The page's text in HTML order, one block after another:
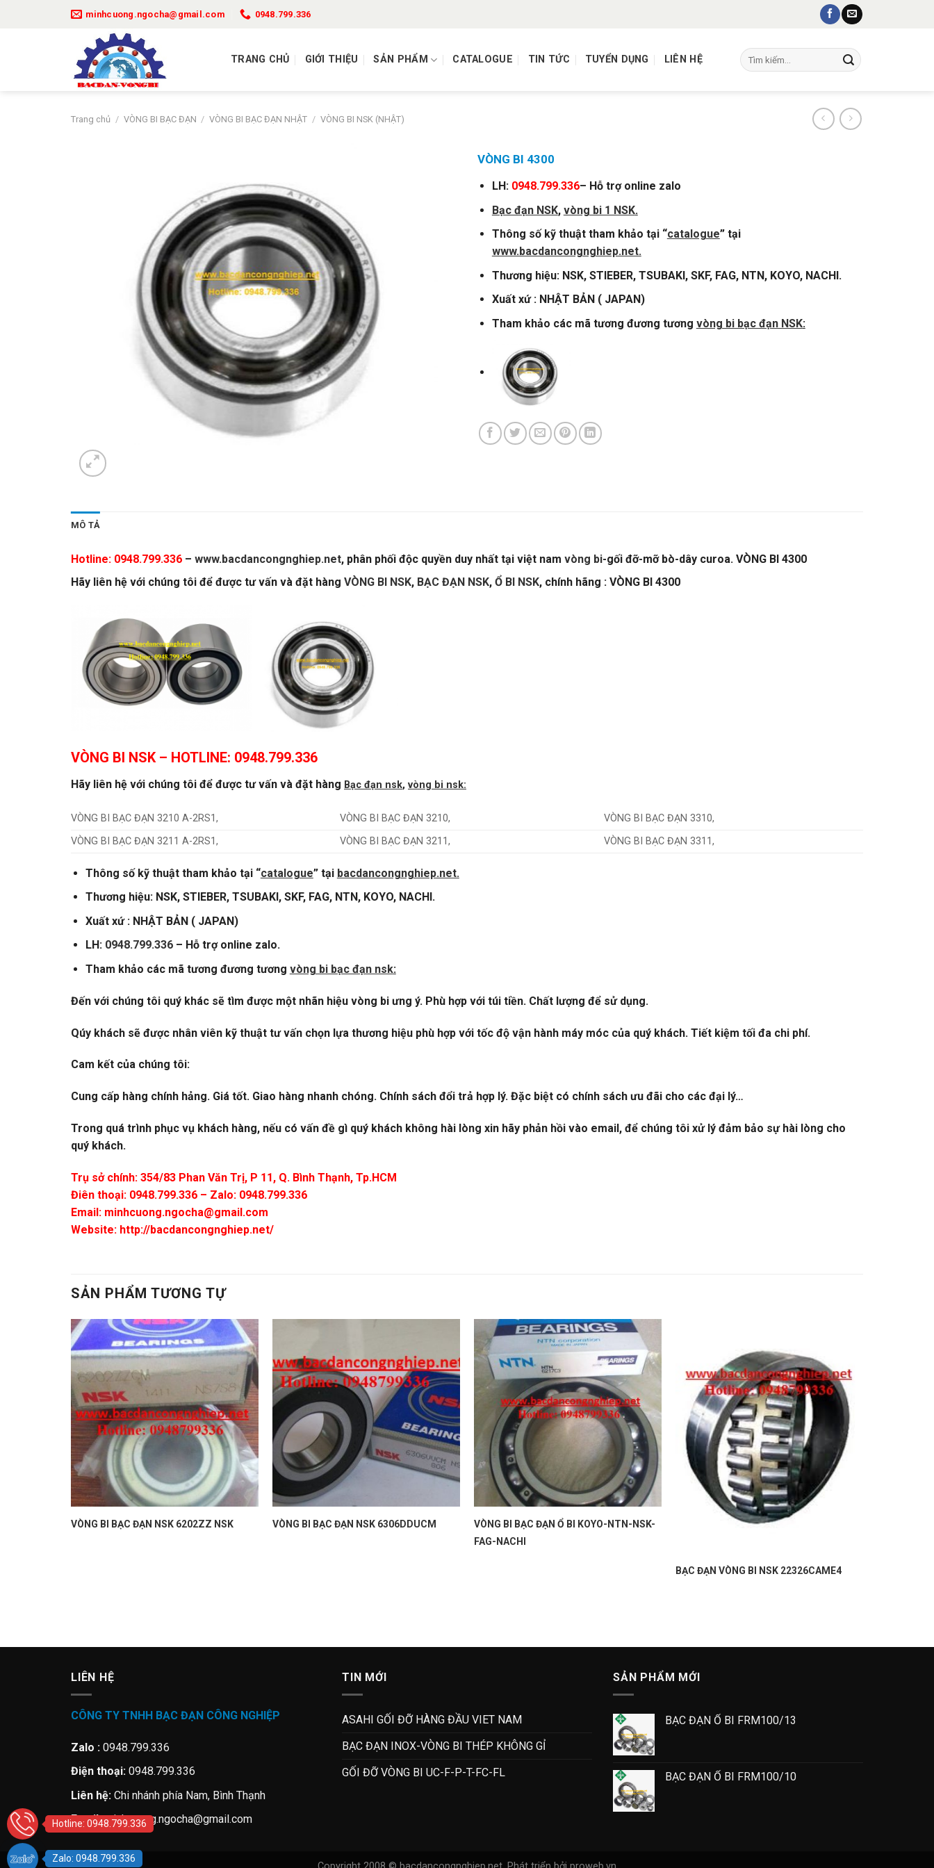
minhcuong.ngocha@gmail.com 0948.799.336
TRANG CHỦ GIỚI THIỆU SẢN PHẨM CATALOGUE TIN TỨC TUYỂN DỤNG LIÊN HỆ
Tìm
kiếm:
Trang chủ / VÒNG BI BẠC ĐẠN / VÒNG BI BẠC ĐẠN NHẬT / VÒNG BI NSK (NHẬT)
VÒNG BI 4300
LH: 0948.799.336– Hỗ trợ online zalo
Bạc đạn NSK, vòng bi 1 NSK.
Thông số kỹ thuật tham khảo tại “catalogue” tại
www.bacdancongnghiep.net.
Thương hiệu: NSK, STIEBER, TSUBAKI, SKF, FAG, NTN, KOYO, NACHI.
Xuất xứ : NHẬT BẢN ( JAPAN)
Tham khảo các mã tương đương tương vòng bi bạc đạn NSK:
MÔ TẢ
Hotline: 0948.799.336 – www.bacdancongnghiep.net, phân phối độc quyền duy nhất tại việt nam vòng bi-gối đỡ-mỡ bò-dây curoa. VÒNG BI 4300
Hãy liên hệ với chúng tôi để được tư vấn và đặt hàng VÒNG BI NSK, BẠC ĐẠN NSK, Ổ BI NSK, chính hãng : VÒNG BI 4300
VÒNG BI NSK – HOTLINE: 0948.799.336
Hãy liên hệ với chúng tôi để được tư vấn và đặt hàng Bạc đạn nsk, vòng bi nsk:
VÒNG BI BẠC ĐẠN 3210 A-2RS1, VÒNG BI BẠC ĐẠN 3210,
VÒNG BI BẠC ĐẠN 3310,
VÒNG BI BẠC ĐẠN 3211 A-2RS1,
VÒNG BI BẠC ĐẠN 3211, VÒNG BI BẠC ĐẠN 3311,
Thông số kỹ thuật tham khảo tại “catalogue” tại bacdancongnghiep.net.
Thương hiệu: NSK, STIEBER, TSUBAKI, SKF, FAG, NTN, KOYO, NACHI.
Xuất xứ : NHẬT BẢN ( JAPAN)
LH: 0948.799.336– Hỗ trợ online zalo.
Tham khảo các mã tương đương tương vòng bi bạc đạn nsk:
Đến với chúng tôi quý khác sẽ tìm được một nhãn hiệu vòng bi ưng ý. Phù hợp với túi tiền. Chất lượng để sử dụng.
Qúy khách sẽ được nhân viên kỹ thuật tư vấn chọn lựa thương hiệu phù hợp với tốc độ vận hành máy móc của quý khách. Tiết kiệm tối đa chi phí.
Cam kết của chúng tôi:
Cung cấp hàng chính hảng. Giá tốt. Giao hàng nhanh chóng. Chính sách đổi trả hợp lý. Đặc biệt có chính sách ưu đãi cho các đại lý…
Trong quá trình phục vụ khách hàng, nếu có vấn đề gì quý khách không hài lòng xin hãy phản hồi vào email, để chúng tôi xử lý đảm bảo sự hài lòng cho
quý khách.
Trụ sở chính: 354/83 Phan Văn Trị, P 11, Q. Bình Thạnh, Tp.HCM
Điên thoại: 0948.799.336 – Zalo: 0948.799.336
Email: minhcuong.ngocha@gmail.com
Website: http://bacdancongnghiep.net/
SẢN PHẨM TƯƠNG TỰ
VÒNG BI BẠC ĐẠN NSK 6202ZZ NSK VÒNG BI BẠC ĐẠN NSK 6306DDUCM
VÒNG BI BẠC ĐẠN Ổ BI KOYO-NTN-NSK-
FAG-NACHI
BẠC ĐẠN VÒNG BI NSK 22326CAME4
LIÊN HỆ
CÔNG TY TNHH BẠC ĐẠN CÔNG NGHIỆP
Zalo : 0948.799.336
Điện thoại: 0948.799.336
Liên hệ: Chi nhánh phía Nam, Bình Thạnh
Email: minhcuong.ngocha@gmail.com
TIN MỚI
ASAHI GỐI ĐỠ HÀNG ĐẦU VIET NAM
BẠC ĐẠN INOX-VÒNG BI THÉP KHÔNG GỈ
GỐI ĐỠ VÒNG BI UC-F-P-T-FC-FL
SẢN PHẨM MỚI
BẠC ĐẠN Ổ BI FRM100/13
BẠC ĐẠN Ổ BI FRM100/10
Hotline: 0948.799.336
Zalo: 0948.799.336